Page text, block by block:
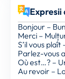
Expresii
Bonjour –
Merci –
S’il vous plaît
Parlez-vous
Où est…? –
Au revoir –